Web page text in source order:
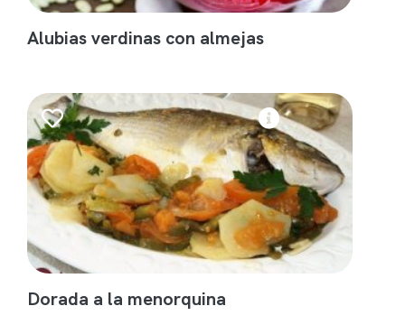
Alubias verdinas con almejas
Dorada a la menorquina